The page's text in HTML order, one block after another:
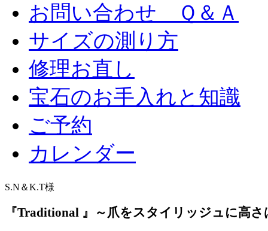
お問い合わせ Ｑ＆Ａ
サイズの測り方
修理お直し
宝石のお手入れと知識
ご予約
カレンダー
S.N＆K.T様
『Traditional 』～爪をスタイリッジュに高